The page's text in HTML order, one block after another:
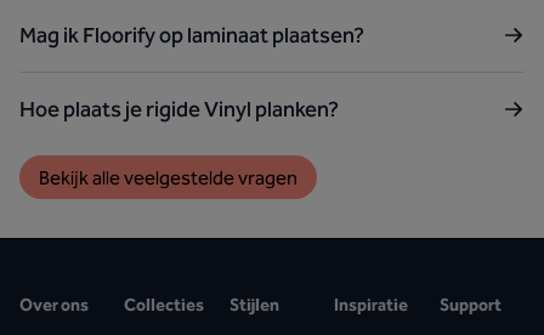
Mag ik Floorify op laminaat plaatsen?
Hoe plaats je rigide Vinyl planken?
Bekijk alle veelgestelde vragen
Over ons Collecties Stijlen Inspiratie Support